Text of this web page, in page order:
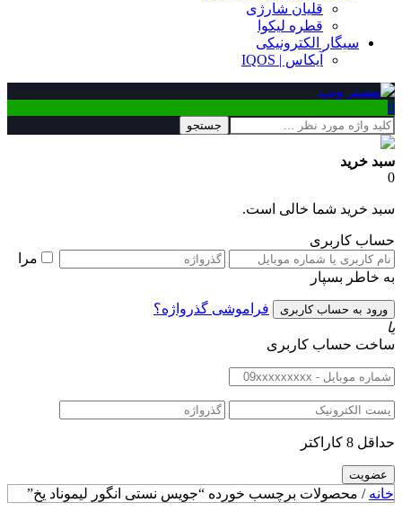
قلیان شارژی
قطره لیکوا
سیگار الکترونیکی
آیکاس | IQOS
0
جستجو
سبد خرید
0
سبد خرید شما خالی است.
حساب کاربری
مرا
به خاطر بسپار
فراموشی گذرواژه؟
یا
ساخت حساب کاربری
حداقل 8 کاراکتر
خانه / محصولات برچسب خورده “جویس نستی انگور لیموناد یخ”